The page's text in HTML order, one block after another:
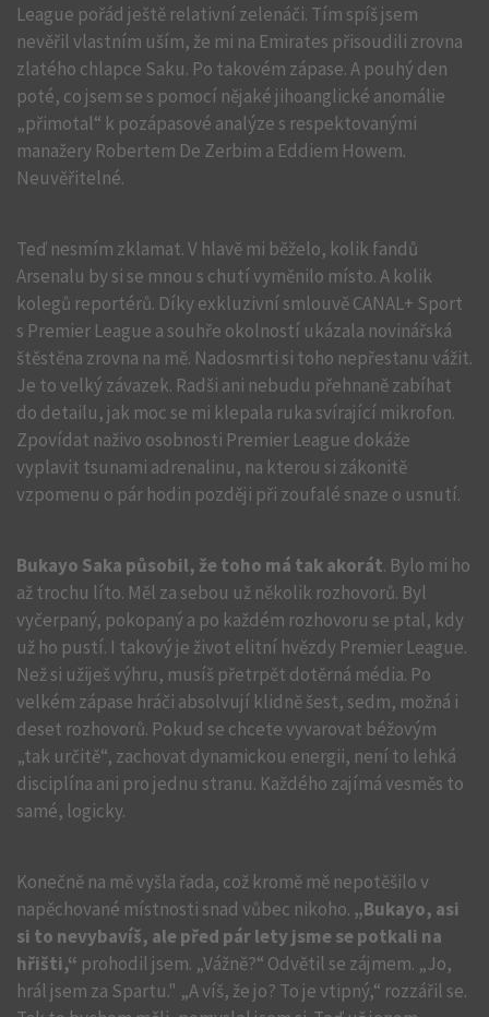
League pořád ještě relativní zelenáči. Tím spíš jsem
nevěřil vlastním uším, že mi na Emirates přisoudili zrovna
zlatého chlapce Saku. Po takovém zápase. A pouhý den
poté, co jsem se s pomocí nějaké jihoanglické anomálie
„přimotal“ k pozápasové analýze s respektovanými
manažery Robertem De Zerbim a Eddiem Howem.
Neuvěřitelné.
Teď nesmím zklamat. V hlavě mi běželo, kolik fandů
Arsenalu by si se mnou s chutí vyměnilo místo. A kolik
kolegů reportérů. Díky exkluzivní smlouvě CANAL+ Sport
s Premier League a souhře okolností ukázala novinářská
štěstěna zrovna na mě. Nadosmrti si toho nepřestanu vážit.
Je to velký závazek. Radši ani nebudu přehnaně zabíhat
do detailu, jak moc se mi klepala ruka svírající mikrofon.
Zpovídat naživo osobnosti Premier League dokáže
vyplavit tsunami adrenalinu, na kterou si zákonitě
vzpomenu o pár hodin později při zoufalé snaze o usnutí.
Bukayo Saka působil, že toho má tak akorát. Bylo mi ho
až trochu líto. Měl za sebou už několik rozhovorů. Byl
vyčerpaný, pokopaný a po každém rozhovoru se ptal, kdy
už ho pustí. I takový je život elitní hvězdy Premier League.
Než si užiješ výhru, musíš přetrpět dotěrná média. Po
velkém zápase hráči absolvují klidně šest, sedm, možná i
deset rozhovorů. Pokud se chcete vyvarovat béžovým
„tak určitě“, zachovat dynamickou energii, není to lehká
disciplína ani pro jednu stranu. Každého zajímá vesměs to
samé, logicky.
Konečně na mě vyšla řada, což kromě mě nepotěšilo v
napěchované místnosti snad vůbec nikoho. „Bukayo, asi
si to nevybavíš, ale před pár lety jsme se potkali na
hřišti,“ prohodil jsem. „Vážně?“ Odvětil se zájmem. „Jo,
hrál jsem za Spartu." „A víš, že jo? To je vtipný,“ rozzářil se.